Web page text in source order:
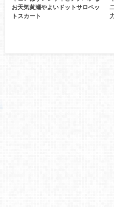
お天気黄瀬やよいドットサロペッ
トスカート